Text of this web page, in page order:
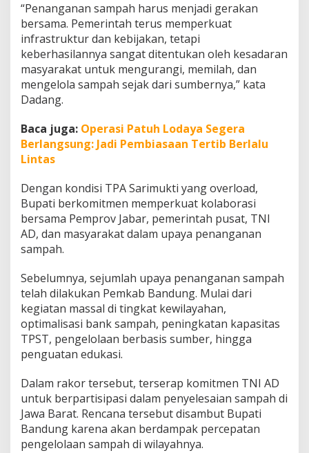
A
D
T
u
n
t
a
a
n
P
s
a
l
a
m
p
a
h
“Penanganan sampah harus menjadi gerakan
bersama. Pemerintah terus memperkuat
infrastruktur dan kebijakan, tetapi
keberhasilannya sangat ditentukan oleh kesadaran
masyarakat untuk mengurangi, memilah, dan
mengelola sampah sejak dari sumbernya,” kata
Dadang.
Baca juga: Operasi Patuh Lodaya Segera
Berlangsung: Jadi Pembiasaan Tertib Berlalu
Lintas
Dengan kondisi TPA Sarimukti yang overload,
Bupati berkomitmen memperkuat kolaborasi
bersama Pemprov Jabar, pemerintah pusat, TNI
AD, dan masyarakat dalam upaya penanganan
sampah.
Sebelumnya, sejumlah upaya penanganan sampah
telah dilakukan Pemkab Bandung. Mulai dari
kegiatan massal di tingkat kewilayahan,
optimalisasi bank sampah, peningkatan kapasitas
TPST, pengelolaan berbasis sumber, hingga
penguatan edukasi.
Dalam rakor tersebut, terserap komitmen TNI AD
untuk berpartisipasi dalam penyelesaian sampah di
Jawa Barat. Rencana tersebut disambut Bupati
Bandung karena akan berdampak percepatan
pengelolaan sampah di wilayahnya.